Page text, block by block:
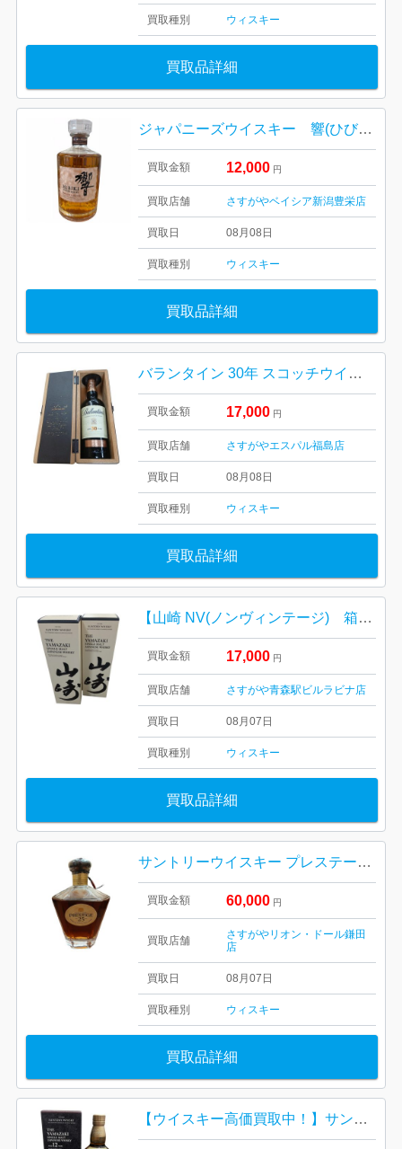
買取種別 ウィスキー
買取品詳細
ジャパニーズウイスキー 響(ひびき）BLENDER’S CHOICE（ブレンダーズ チョイス）
買取金額 12,000 円
買取店舗 さすがやベイシア新潟豊栄店
買取日 08月08日
買取種別 ウィスキー
買取品詳細
バランタイン 30年 スコッチウイスキー
買取金額 17,000 円
買取店舗 さすがやエスパル福島店
買取日 08月08日
買取種別 ウィスキー
買取品詳細
【山崎 NV(ノンヴィンテージ) 箱有り完備/お酒・ジャパニーズウイスキー・40度・700ml・ホログラム付き】
買取金額 17,000 円
買取店舗 さすがや青森駅ビルラビナ店
買取日 08月07日
買取種別 ウィスキー
買取品詳細
サントリーウイスキー プレステージ 25年
買取金額 60,000 円
買取店舗
さすがやリオン・ドール鎌田
店
買取日 08月07日
買取種別 ウィスキー
買取品詳細
【ウイスキー高価買取中！】サントリー 山崎12年 箱あり